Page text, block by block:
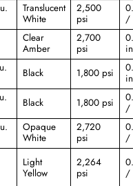
Translucent
White
2,500
psi
/
Clear
Amber
2,700
psi
Black 1,800 psi
Black 1,800 psi
/
Opaque
White
2,720
psi
/
Light
Yellow
2,264
psi
/